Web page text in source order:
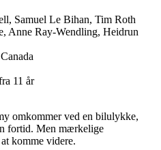
Samuel Le Bihan, Tim Roth
Anne Ray-Wendling, Heidrun
11 år
omkommer ved en bilulykke,
fortid. Men mærkelige
komme videre.